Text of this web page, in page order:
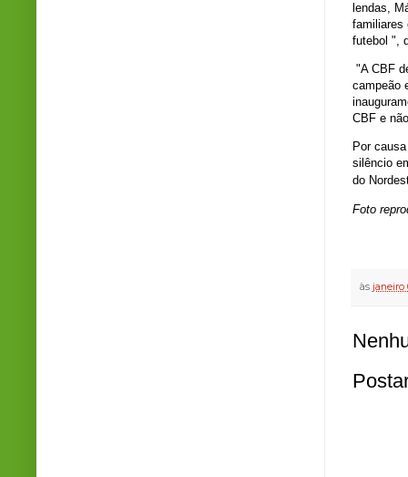
lendas,
familiares
futebol ",
"A CBF
campeão
CBF e
Por
silêncio
do
Foto
às janeiro